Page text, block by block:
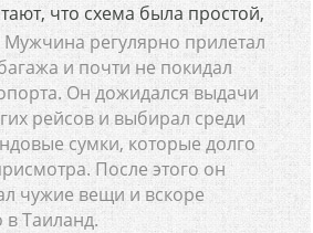
что схема была простой,
регулярно прилетал
и почти не покидал
Он дожидался выдачи
рейсов и выбирал среди
сумки, которые долго
После этого он
чужие вещи и вскоре
в Таиланд.